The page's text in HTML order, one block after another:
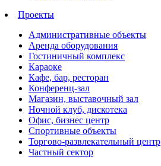
Проекты
Административные объекты
Аренда оборудования
Гостиничный комплекс
Караоке
Кафе, бар, ресторан
Конференц-зал
Магазин, выставочный зал
Ночной клуб, дискотека
Офис, бизнес центр
Спортивные объекты
Торгово-развлекательный центр
Частный сектор